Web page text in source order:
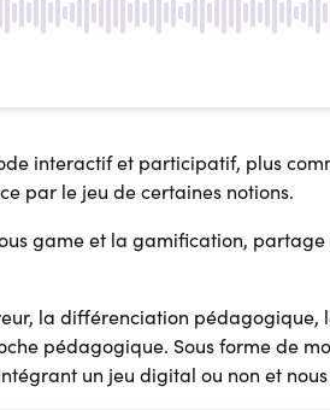
interactif et participatif, plus
par le jeu de certaines notions.
game et la gamification,
la différenciation pédagogique,
pédagogique. Sous forme de
un jeu digital ou non et